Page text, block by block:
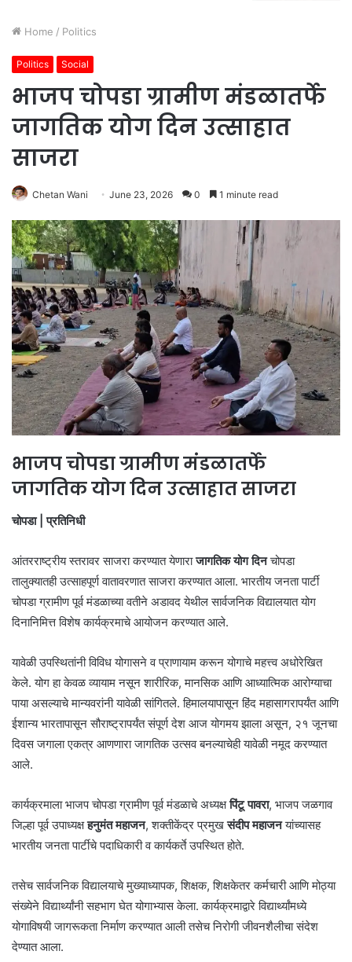
Home / Politics
Politics Social
भाजप चोपडा ग्रामीण मंडळातर्फे
जागतिक योग दिन उत्साहात
साजरा
Chetan Wani June 23, 2026 0 1 minute read
भाजप चोपडा ग्रामीण मंडळातर्फे
जागतिक योग दिन उत्साहात साजरा
चोपडा | प्रतिनिधी
आंतरराष्ट्रीय स्तरावर साजरा करण्यात येणाराजागतिक योग दिनचोपडा
तालुक्यातही उत्साहपूर्ण वातावरणात साजरा करण्यात आला. भारतीय जनता पार्टी
चोपडा ग्रामीण पूर्व मंडळाच्या वतीने अडावद येथील सार्वजनिक विद्यालयात योग
दिनानिमित्त विशेष कार्यक्रमाचे आयोजन करण्यात आले.
यावेळी उपस्थितांनी विविध योगासने व प्राणायाम करून योगाचे महत्त्व अधोरेखित
केले. योग हा केवळ व्यायाम नसून शारीरिक, मानसिक आणि आध्यात्मिक आरोग्याचा
पाया असल्याचे मान्यवरांनी यावेळी सांगितले. हिमालयापासून हिंद महासागरापर्यंत आणि
ईशान्य भारतापासून सौराष्ट्रापर्यंत संपूर्ण देश आज योगमय झाला असून, २१ जूनचा
दिवस जगाला एकत्र आणणारा जागतिक उत्सव बनल्याचेही यावेळी नमूद करण्यात
आले.
कार्यक्रमाला भाजप चोपडा ग्रामीण पूर्व मंडळाचे अध्यक्षपिंटू पावरा, भाजप जळगाव
जिल्हा पूर्व उपाध्यक्षहनुमंत महाजन, शक्तीकेंद्र प्रमुखसंदीप महाजनयांच्यासह
भारतीय जनता पार्टीचे पदाधिकारी व कार्यकर्ते उपस्थित होते.
तसेच सार्वजनिक विद्यालयाचे मुख्याध्यापक, शिक्षक, शिक्षकेतर कर्मचारी आणि मोठ्या
संख्येने विद्यार्थ्यांनी सहभाग घेत योगाभ्यास केला. कार्यक्रमाद्वारे विद्यार्थ्यांमध्ये
योगाविषयी जागरूकता निर्माण करण्यात आली तसेच निरोगी जीवनशैलीचा संदेश
देण्यात आला.